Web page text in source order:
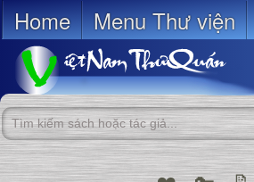
Home Menu Thư viện